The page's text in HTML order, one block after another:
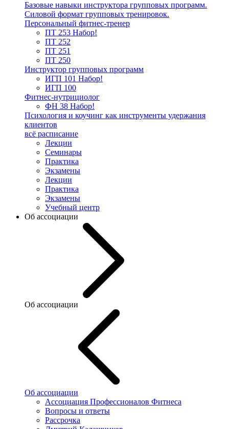
Базовые навыки инструктора групповых программ.
Силовой формат групповых тренировок.
Персональный фитнес-тренер
ПТ 253 Набор!
ПТ 252
ПТ 251
ПТ 250
Инструктор групповых программ
ИГП 101 Набор!
ИГП 100
Фитнес-нутрициолог
ФН 38 Набор!
Психология и коучинг как инструменты удержания
клиентов
всё расписание
Лекции
Семинары
Практика
Экзамены
Лекции
Практика
Экзамены
Учебный центр
Об ассоциации
Об ассоциации
Об ассоциации
Ассоциация Профессионалов Фитнеса
Вопросы и ответы
Рассрочка